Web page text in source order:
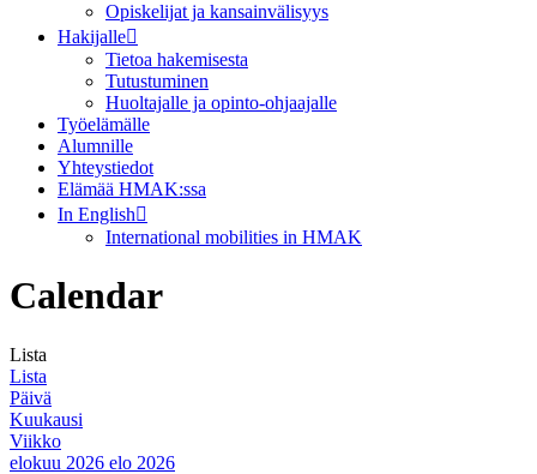
Opiskelijat ja kansainvälisyys
Hakijalle
Tietoa hakemisesta
Tutustuminen
Huoltajalle ja opinto-ohjaajalle
Työelämälle
Alumnille
Yhteystiedot
Elämää HMAK:ssa
In English
International mobilities in HMAK
Calendar
Lista
Lista
Päivä
Kuukausi
Viikko
elokuu 2026 elo 2026